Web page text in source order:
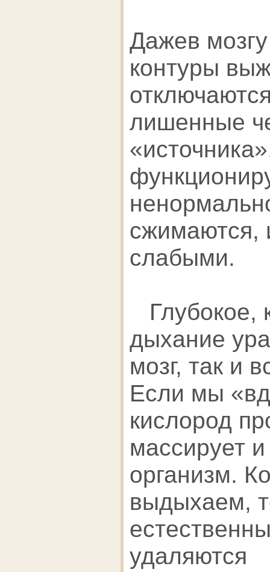
Дажев
контуры
лишенные
сжимаются,
слабыми.
Глубокое,
дыхание
мозг, так и
Если мы
кислород
массирует
организм.
выдыхаем,
удаляются